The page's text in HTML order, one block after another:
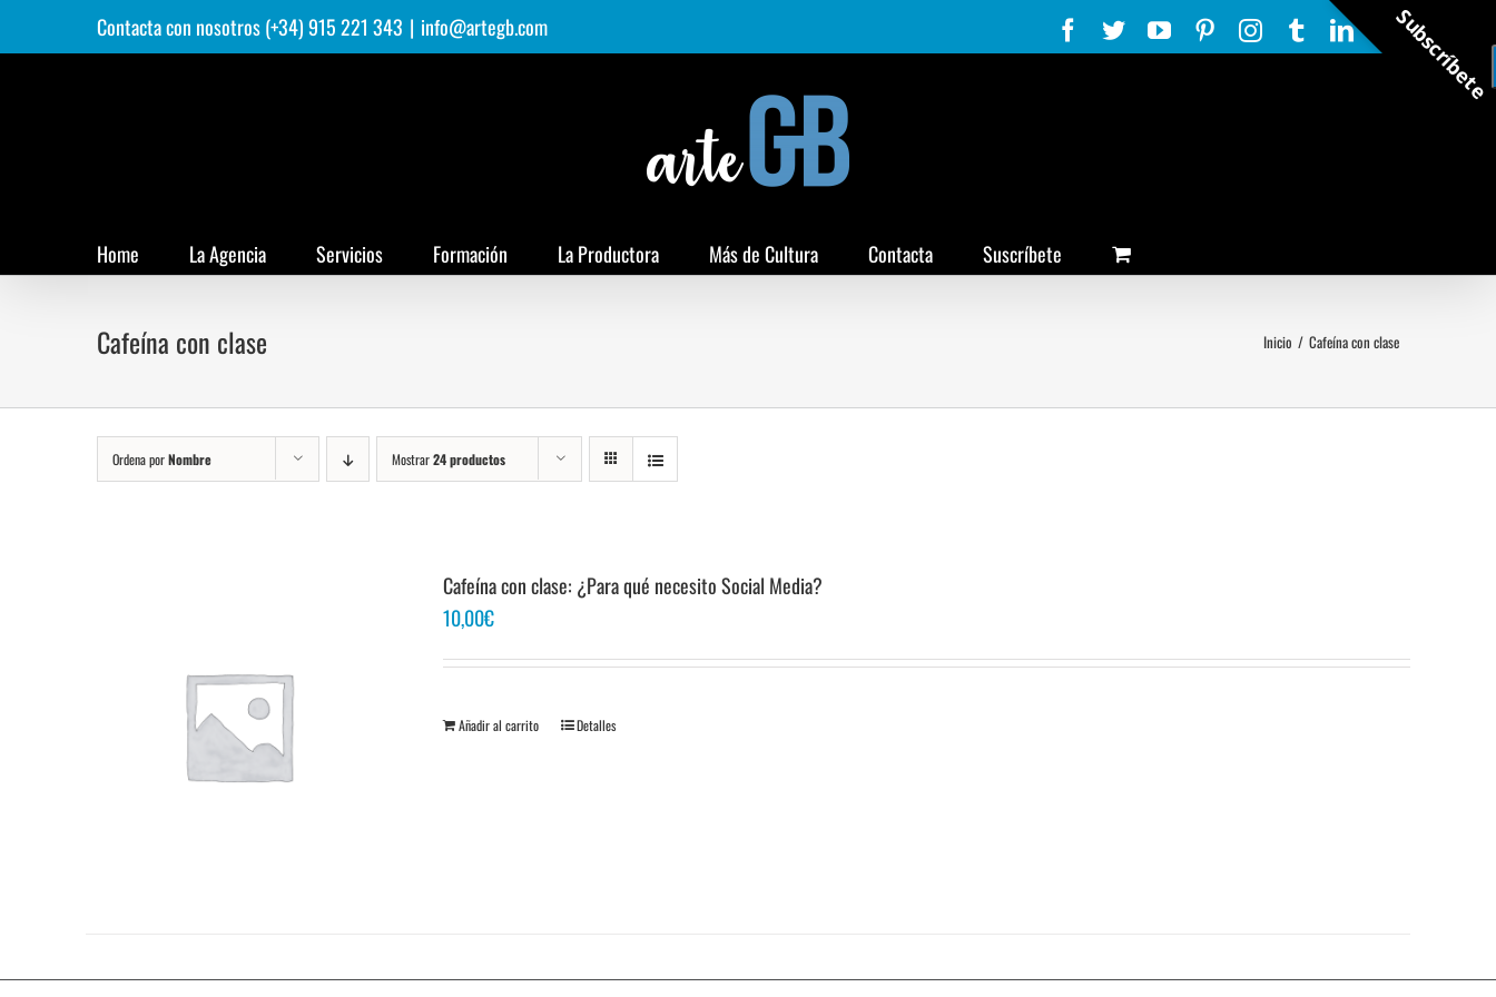
al
Contacta con nosotros (+34) 915 221 343 | info@artegb.com Facebook
TwitterYouTubePinterestInstagram
TumblrLinkedIn
Rss
Home La Agencia Servicios Formación La Productora Más de Cultura Contacta Suscríbete
Cafeína con clase Inicio / Cafeína con clase
Ordena porNombre Mostrar24 productos
Cafeína con clase: ¿Para qué necesito Social Media?
10,00€
Añadir al carrito Detalles
Subscríbete